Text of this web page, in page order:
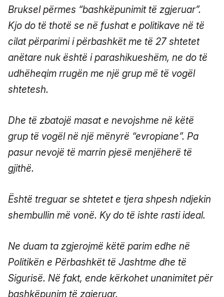
Bruksel përmes “bashkëpunimit të zgjeruar”.
Kjo do të thotë se në fushat e politikave në të
cilat përparimi i përbashkët me të 27 shtetet
anëtare nuk është i parashikueshëm, ne do të
udhëheqim rrugën me një grup më të vogël
shtetesh.
Dhe të zbatojë masat e nevojshme në këtë
grup të vogël në një mënyrë “evropiane”. Pa
pasur nevojë të marrin pjesë menjëherë të
gjithë.
Është treguar se shtetet e tjera shpesh ndjekin
shembullin më vonë. Ky do të ishte rasti ideal.
Ne duam ta zgjerojmë këtë parim edhe në
Politikën e Përbashkët të Jashtme dhe të
Sigurisë. Në fakt, ende kërkohet unanimitet për
bashkëpunim të zgjeruar.